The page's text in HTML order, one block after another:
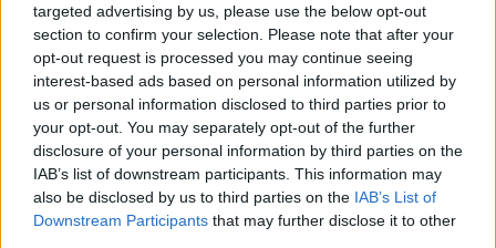
targeted advertising by us, please use the below opt-out
section to confirm your selection. Please note that after your
opt-out request is processed you may continue seeing
interest-based ads based on personal information utilized by
us or personal information disclosed to third parties prior to
your opt-out. You may separately opt-out of the further
disclosure of your personal information by third parties on the
IAB’s list of downstream participants. This information may
also be disclosed by us to third parties on the IAB’s List of
Downstream Participants that may further disclose it to other
Επιπρόσθετα, επισημαίνει, ότι όλοι πρέπει
να είναι ιδιαίτερα προσεχτικοί και να τηρούν
τα πρωτόκολλα υγιεινής, κρατώντας τις
απαραίτητες αποστάσεις κτλ., «και οι νέοι
και οι μεγαλύτεροι σε ηλικία, διότι, όλοι
έχουν χαλαρώσει, και πολύ φοβάμαι, ότι
αυτό θα έχει αντίκτυπο και για την επόμενη
σεζόν» καταλήγει.